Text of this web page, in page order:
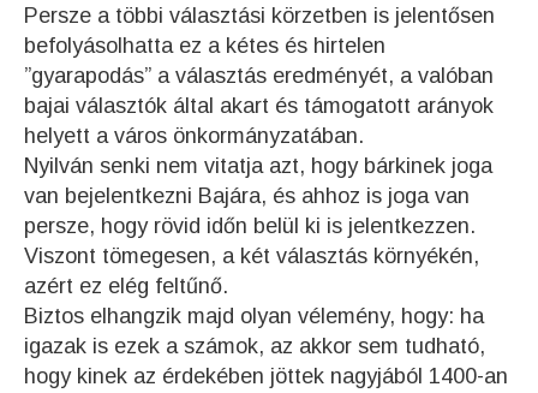
Persze a többi választási körzetben is jelentősen
befolyásolhatta ez a kétes és hirtelen
”gyarapodás” a választás eredményét, a valóban
bajai választók által akart és támogatott arányok
helyett a város önkormányzatában.
Nyilván senki nem vitatja azt, hogy bárkinek joga
van bejelentkezni Bajára, és ahhoz is joga van
persze, hogy rövid időn belül ki is jelentkezzen.
Viszont tömegesen, a két választás környékén,
azért ez elég feltűnő.
Biztos elhangzik majd olyan vélemény, hogy: ha
igazak is ezek a számok, az akkor sem tudható,
hogy kinek az érdekében jöttek nagyjából 1400-an